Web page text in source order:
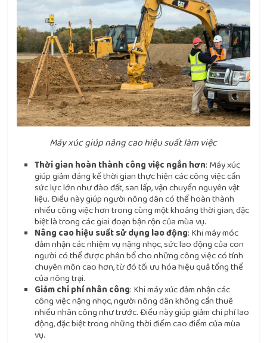
Máy xúc giúp nâng cao hiệu suất làm việc
Thời gian hoàn thành công việc ngắn hơn: Máy xúc
giúp giảm đáng kể thời gian thực hiện các công việc cần
sức lực lớn như đào đất, san lấp, vận chuyển nguyên vật
liệu. Điều này giúp người nông dân có thể hoàn thành
nhiều công việc hơn trong cùng một khoảng thời gian, đặc
biệt là trong các giai đoạn bận rộn của mùa vụ.
Nâng cao hiệu suất sử dụng lao động: Khi máy móc
đảm nhận các nhiệm vụ nặng nhọc, sức lao động của con
người có thể được phân bổ cho những công việc có tính
chuyên môn cao hơn, từ đó tối ưu hóa hiệu quả tổng thể
của nông trại.
Giảm chi phí nhân công: Khi máy xúc đảm nhận các
công việc nặng nhọc, người nông dân không cần thuê
nhiều nhân công như trước. Điều này giúp giảm chi phí lao
động, đặc biệt trong những thời điểm cao điểm của mùa
vụ.